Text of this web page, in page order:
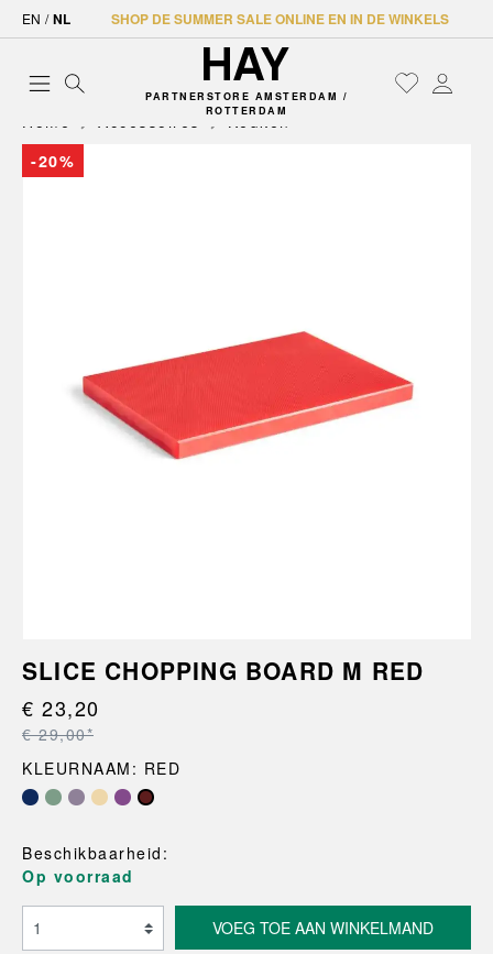
EN / NL SHOP DE SUMMER SALE ONLINE EN IN DE WINKELS
PARTNERSTORE AMSTERDAM /
ROTTERDAM
Home Accessoires
Keuken
-20%
SLICE CHOPPING BOARD M RED
€ 23,20
€ 29,00*
KLEURNAAM: RED
Beschikbaarheid:
Op voorraad
VOEG TOE AAN WINKELMAND